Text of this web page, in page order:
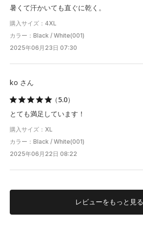
暑くて汗かいても直ぐに乾く。
購入サイズ：4XL
カラー：Black / White(001)
2025年06月23日 07:30
ko さん
（5.0）
とても満足しています！
購入サイズ：XL
カラー：Black / White(001)
2025年06月22日 08:22
レビューをもっと見る